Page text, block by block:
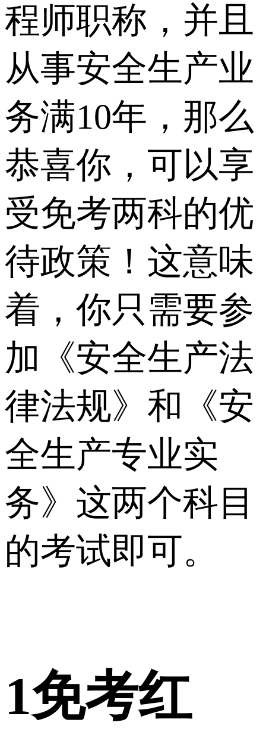
程师职称，并且
从事安全生产业
务满10年，那么
恭喜你，可以享
受免考两科的优
待政策！这意味
着，你只需要参
加《安全生产法
律法规》和《安
全生产专业实
务》这两个科目
的考试即可。
1免考红